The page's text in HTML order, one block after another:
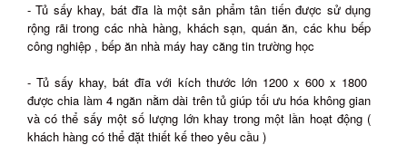
- Tủ sấy khay, bát đĩa là một sản phẩm tân tiến được sử dụng
rộng rãi trong các nhà hàng, khách sạn, quán ăn, các khu bếp
công nghiệp , bếp ăn nhà máy hay căng tin trường học
- Tủ sấy khay, bát đĩa với kích thước lớn 1200 x 600 x 1800
được chia làm 4 ngăn nằm dài trên tủ giúp tối ưu hóa không gian
và có thể sấy một số lượng lớn khay trong một lần hoạt động (
khách hàng có thể đặt thiết kế theo yêu cầu )